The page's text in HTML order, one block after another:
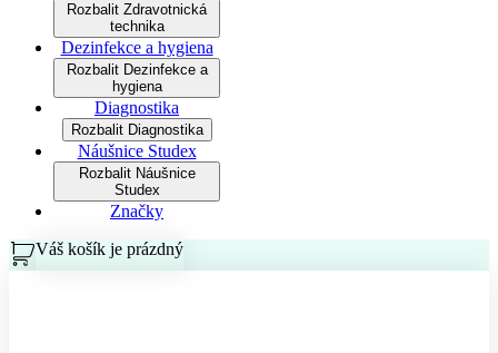
Rozbalit Zdravotnická
technika
Dezinfekce a hygiena
Rozbalit Dezinfekce a
hygiena
Diagnostika
Rozbalit Diagnostika
Náušnice Studex
Rozbalit Náušnice
Studex
Značky
Váš košík je prázdný